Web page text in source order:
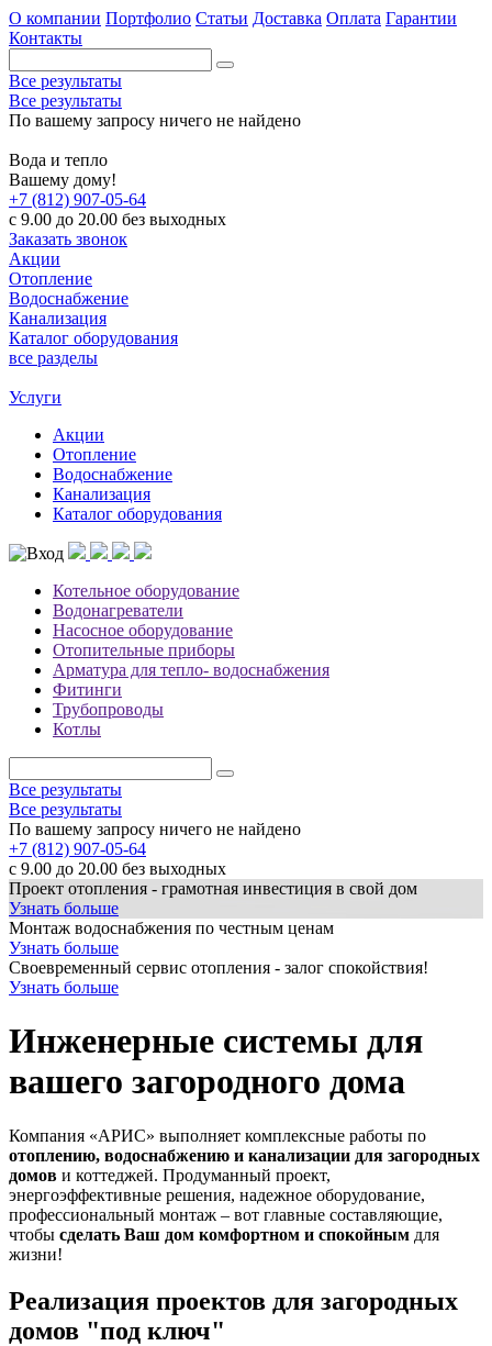
О компании Портфолио Статьи Доставка Оплата Гарантии
Контакты
Все результаты
Все результаты
По вашему запросу ничего не найдено
Вода и тепло
Вашему дому!
+7 (812) 907-05-64
с 9.00 до 20.00 без выходных
Заказать звонок
Акции
Отопление
Водоснабжение
Канализация
Каталог оборудования
все разделы
Услуги
Акции
Отопление
Водоснабжение
Канализация
Каталог оборудования
Котельное оборудование
Водонагреватели
Насосное оборудование
Отопительные приборы
Арматура для тепло- водоснабжения
Фитинги
Трубопроводы
Котлы
Все результаты
Все результаты
По вашему запросу ничего не найдено
+7 (812) 907-05-64
с 9.00 до 20.00 без выходных
Проект отопления - грамотная инвестиция в свой дом
Узнать больше
Монтаж водоснабжения по честным ценам
Узнать больше
Своевременный сервис отопления - залог спокойствия!
Узнать больше
Инженерные системы для
вашего загородного дома
Компания «АРИС» выполняет комплексные работы по
отоплению, водоснабжению и канализации для загородных
домов и коттеджей. Продуманный проект,
энергоэффективные решения, надежное оборудование,
профессиональный монтаж – вот главные составляющие,
чтобы сделать Ваш дом комфортном и спокойным для
жизни!
Реализация проектов для загородных
домов "под ключ"